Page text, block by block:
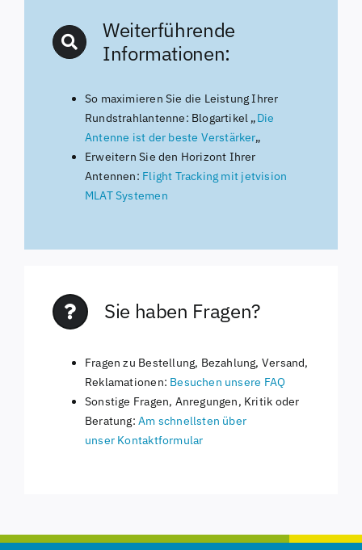
Weiterführende
Informationen:
So maximieren Sie die Leistung Ihrer
Rundstrahlantenne: Blogartikel „Die
Antenne ist der beste Verstärker„
Erweitern Sie den Horizont Ihrer
Antennen: Flight Tracking mit jetvision
MLAT Systemen
Sie haben Fragen?
Fragen zu Bestellung, Bezahlung, Versand,
Reklamationen: Besuchen unsere FAQ
Sonstige Fragen, Anregungen, Kritik oder
Beratung:Am schnellsten über
unser Kontaktformular